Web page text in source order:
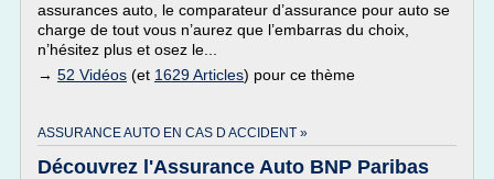
assurances auto, le comparateur d’assurance pour auto se
charge de tout vous n’aurez que l’embarras du choix,
n’hésitez plus et osez le...
→ 52 Vidéos (et 1629 Articles) pour ce thème
ASSURANCE AUTO EN CAS D ACCIDENT »
Découvrez l'Assurance Auto BNP Paribas